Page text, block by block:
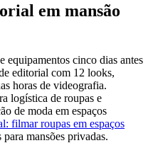
em mansão
equipamentos cinco dias antes
editorial com 12 looks,
horas de videografia.
logística de roupas e
de moda em espaços
filmar roupas em espaços
para mansões privadas.